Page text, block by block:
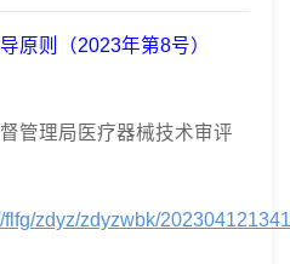
原则（2023年第8号）
管理局医疗器械技术审评
flfg/zdyz/zdyzwbk/